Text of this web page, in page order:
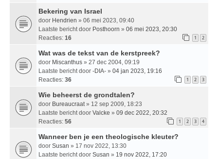
Bekering van Israel
door Hendrien » 06 mei 2023, 09:40
Laatste bericht door Posthoorn » 06 mei 2023, 20:30
Reacties: 16 1 2
Wat was de tekst van de kerstpreek?
door Miscanthus » 27 dec 2004, 09:19
Laatste bericht door -DIA- » 04 jan 2023, 19:16
Reacties: 36 1 2 3
Wie beheerst de grondtalen?
door Bureaucraat » 12 sep 2009, 18:23
Laatste bericht door Valcke » 09 dec 2022, 20:32
Reacties: 56 1 2 3 4
Wanneer ben je een theologische kleuter?
door Susan » 17 nov 2022, 13:30
Laatste bericht door Susan » 19 nov 2022, 17:20